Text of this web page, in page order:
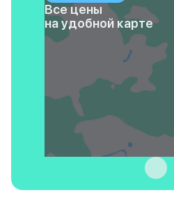
Все цены
на удобной карте